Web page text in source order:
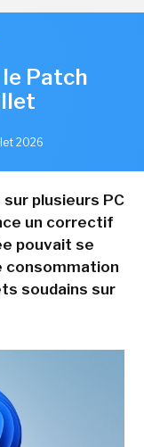
Patch
2026
plusieurs PC
un correctif
pouvait se
consommation
soudains sur